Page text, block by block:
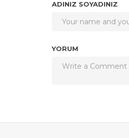
ADINIZ SOYADINIZ
YORUM